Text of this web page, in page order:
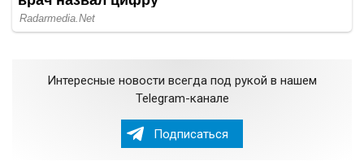
Интересные новости всегда под рукой в нашем
Telegram-канале
Подписаться